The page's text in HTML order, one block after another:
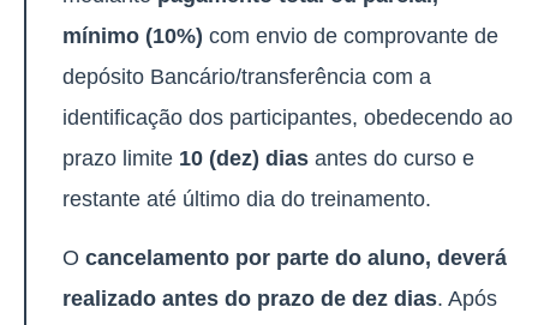
mínimo (10%) com envio de comprovante de
depósito Bancário/transferência com a
identificação dos participantes, obedecendo ao
prazo limite 10 (dez) dias antes do curso e
restante até último dia do treinamento.
O cancelamento por parte do aluno, deverá
realizado antes do prazo de dez dias. Após